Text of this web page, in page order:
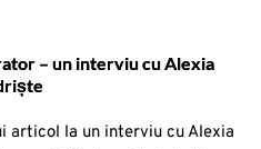
– un interviu cu Alexia
articol la un interviu cu Alexia